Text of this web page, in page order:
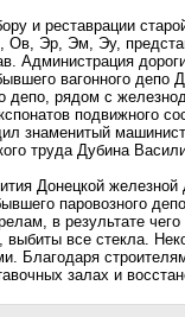
и реставрации
Ов, Эр, Эм, Эу,
Администрация
вагонного депо
депо, рядом с
подвижного
знаменитый
труда Дубина
Донецкой
паровозного
в результате
все стекла.
Благодаря
залах и